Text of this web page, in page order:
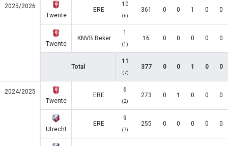
2025/2026
Twente
ERE
10
(6)
361 0 0 1 0 0
Twente
KNVB Beker
1
(1)
16 0 0 0 0 0
Total
11
(7)
377 0 0 1 0 0
2024/2025
Twente
ERE
6
(2)
273 0 1 0 0 0
Utrecht
ERE
9
(7)
255 0 0 0 0 0